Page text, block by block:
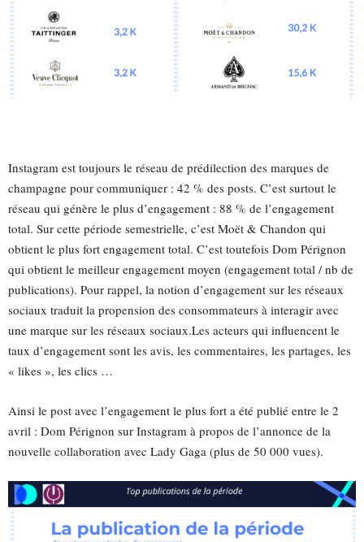
Instagram est toujours le réseau de prédilection des marques de
champagne pour communiquer : 42 % des posts. C’est surtout le
réseau qui génère le plus d’engagement : 88 % de l’engagement
total. Sur cette période semestrielle, c’est Moët & Chandon qui
obtient le plus fort engagement total. C’est toutefois Dom Pérignon
qui obtient le meilleur engagement moyen (engagement total / nb de
publications). Pour rappel, la notion d’engagement sur les réseaux
sociaux traduit la propension des consommateurs à interagir avec
une marque sur les réseaux sociaux.Les acteurs qui influencent le
taux d’engagement sont les avis, les commentaires, les partages, les
« likes », les clics …
Ainsi le post avec l’engagement le plus fort a été publié entre le 2
avril : Dom Pérignon sur Instagram à propos de l’annonce de la
nouvelle collaboration avec Lady Gaga (plus de 50 000 vues).